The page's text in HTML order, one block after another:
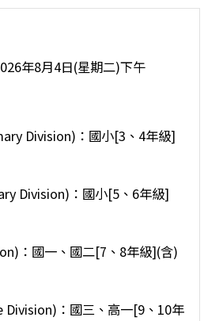
年8月4日(星期二)下午
Division)：國小[3、4年級]
Division)：國小[5、6年級]
：國一、國二[7、8年級](含)
：國三、高一[9、10年